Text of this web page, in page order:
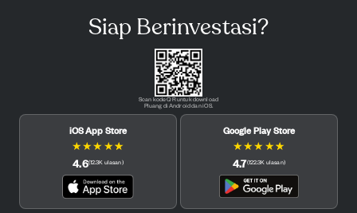
Siap Berinvestasi?
Scan kode QR untuk download
Pluang di Android dan iOS.
iOS App Store
★★★ ★★
4.6(12.3K ulasan)
Google Play Store
★★★ ★★
4.7(122.3K ulasan)